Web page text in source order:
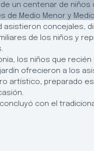
un centenar de niños
de Medio Menor y
asistieron concejales,
de los niños y
los niños que
ofrecieron a los
artístico, preparado
concluyó con el